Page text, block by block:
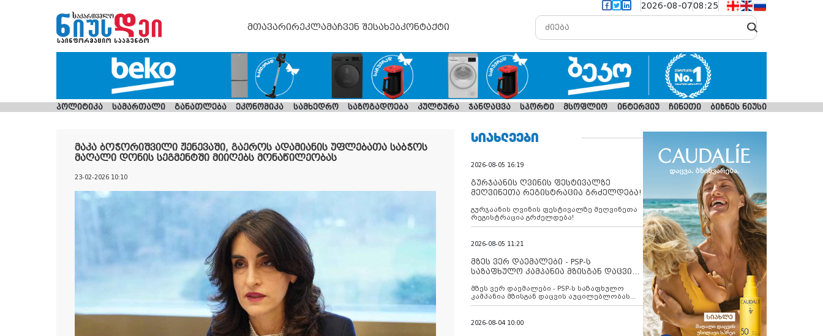
2026-08-0708:25
მთავარირეკლამაჩვენ შესახებკონტაქტი
პოლიტიკა სამართალი განათლება ეკონომიკა სამხედრო საზოგადოება კულტურა ჯანდაცვა სპორტი მსოფლიო ინტერვიუ ჩინეთი ბიზნეს ნიუსი
მაკა ბოჭორიშვილი ჟენევაში, გაეროს ადამიანის უფლებათა საბჭოს
მაღალი დონის სეგმენტში მიიღებს მონაწილეობას
23-02-2026 10:10
ᲡᲘᲐᲮᲚᲔᲔᲑᲘ
2026-08-05 16:19
გურჯაანის ღვინის ფესტივალზე
მეღვინეთა რეგისტრაცია გრძელდება!
გურჯაანის ღვინის ფესტივალზე მეღვინეთა
რეგისტრაცია გრძელდება!
2026-08-05 11:21
მზეს ვერ დაემალები - PSP-ს
საზაფხულო კამპანია მზისგან დაცვის
მზეს ვერ დაემალები - PSP-ს საზაფხულო
კამპანია მზისგან დაცვის აუცილებლობას
გვახსენებს
2026-08-04 10:00